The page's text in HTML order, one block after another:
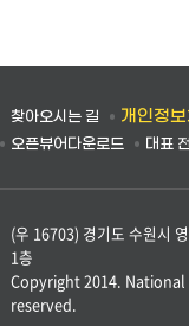
찾아오시는 길 개인정
오픈뷰어다운로드
대표
(우 16703) 경기도 수원시
1층
Copyright 2014.
reserved.